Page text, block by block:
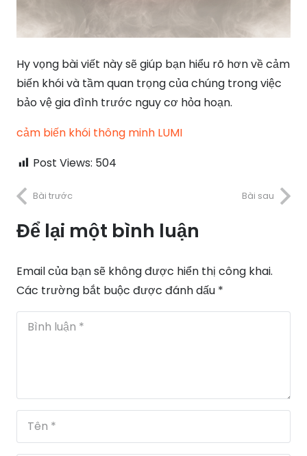
Hy vọng bài viết này sẽ giúp bạn hiểu rõ hơn về cảm
biến khói và tầm quan trọng của chúng trong việc
bảo vệ gia đình trước nguy cơ hỏa hoạn.
cảm biến khói thông minh LUMI
Post Views: 504
Bài trước Bài sau
Để lại một bình luận
Email của bạn sẽ không được hiển thị công khai.
Các trường bắt buộc được đánh dấu *